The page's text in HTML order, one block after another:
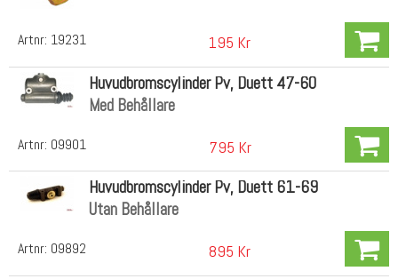
Artnr: 19231 195 Kr
Artnr: 09901
Huvudbromscylinder Pv, Duett 47-60
Med Behållare
795 Kr
Artnr: 09892
Huvudbromscylinder Pv, Duett 61-69
Utan Behållare
895 Kr